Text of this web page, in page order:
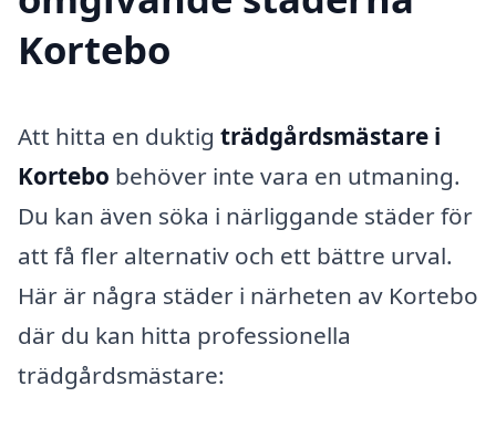
Kortebo
Att hitta en duktig trädgårdsmästare i
Kortebo behöver inte vara en utmaning.
Du kan även söka i närliggande städer för
att få fler alternativ och ett bättre urval.
Här är några städer i närheten av Kortebo
där du kan hitta professionella
trädgårdsmästare: